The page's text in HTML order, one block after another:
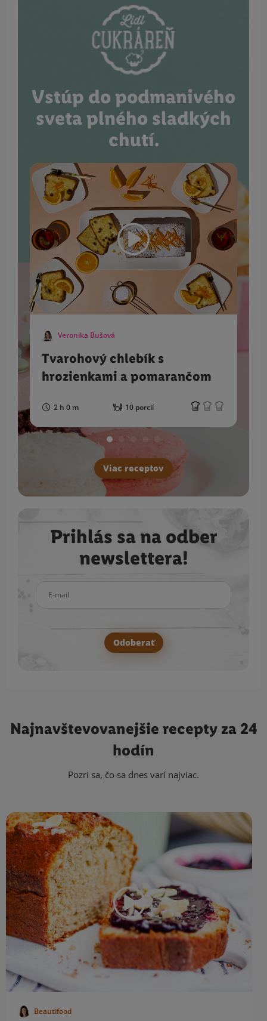
Vstúp do podmanivého
sveta plného sladkých
chutí.
Veronika Bušová
Tvarohový chlebík s
hrozienkami a pomarančom
2 h 0 m 10 porcií
Viac receptov
Prihlás sa na odber
newslettera!
Odoberať
Najnavštevovanejšie recepty za 24
hodín
Pozri sa, čo sa dnes varí najviac.
Beautifood